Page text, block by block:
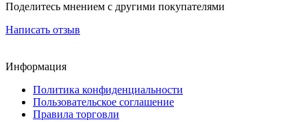
Поделитесь мнением с другими покупателями
Написать отзыв
Информация
Политика конфиденциальности
Пользовательское соглашение
Правила торговли